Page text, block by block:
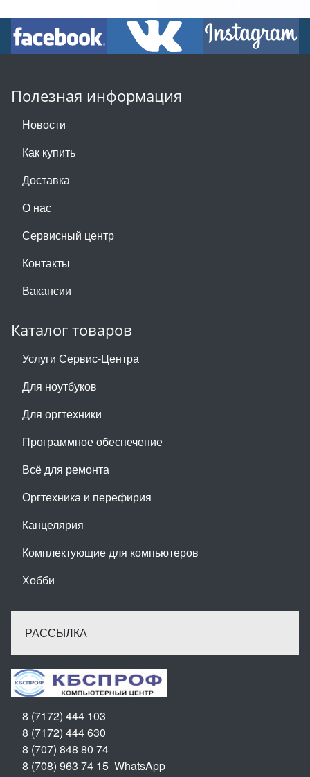
Полезная информация
Новости
Как купить
Доставка
О нас
Сервисный центр
Контакты
Вакансии
Каталог товаров
Услуги Сервис-Центра
Для ноутбуков
Для оргтехники
Программное обеспечение
Всё для ремонта
Оргтехника и перефирия
Канцелярия
Комплектующие для компьютеров
Хобби
РАССЫЛКА
8 (7172) 444 103
8 (7172) 444 630
8 (707) 848 80 74
8 (708) 963 74 15 WhatsApp